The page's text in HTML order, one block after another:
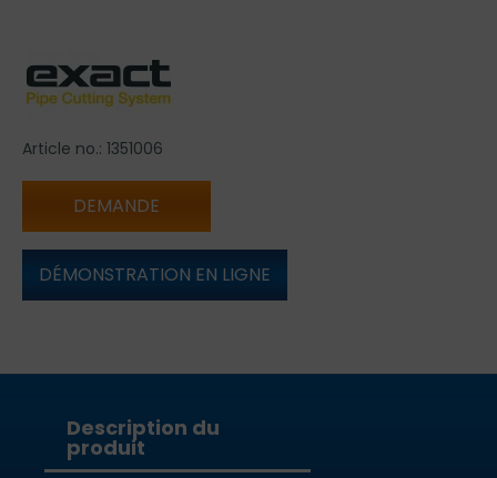
Article no.: 1351006
DEMANDE
DÉMONSTRATION EN LIGNE
Description du
produit